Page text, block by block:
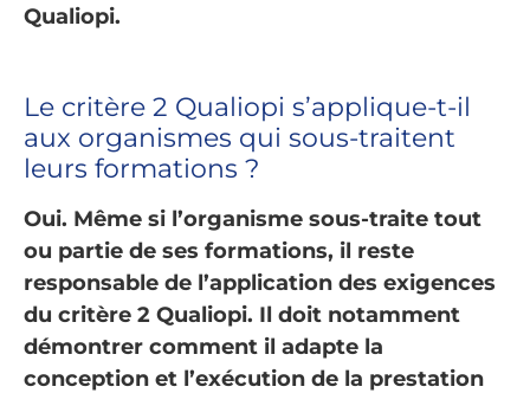
Qualiopi.
Le critère 2 Qualiopi s’applique-t-il
aux organismes qui sous-traitent
leurs formations ?
Oui. Même si l’organisme sous-traite tout
ou partie de ses formations, il reste
responsable de l’application des exigences
du critère 2 Qualiopi. Il doit notamment
démontrer comment il adapte la
conception et l’exécution de la prestation